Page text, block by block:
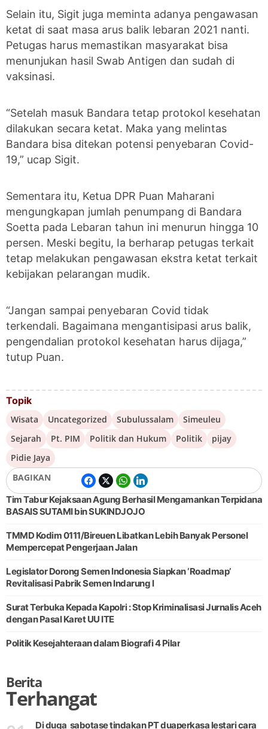
Selain itu, Sigit juga meminta adanya pengawasan
ketat di saat masa arus balik lebaran 2021 nanti.
Petugas harus memastikan masyarakat bisa
menunjukan hasil Swab Antigen dan sudah di
vaksinasi.
“Setelah masuk Bandara tetap protokol kesehatan
dilakukan secara ketat. Maka yang melintas
Bandara bisa ditekan potensi penyebaran Covid-
19,” ucap Sigit.
Sementara itu, Ketua DPR Puan Maharani
mengungkapan jumlah penumpang di Bandara
Soetta pada Lebaran tahun ini menurun hingga 10
persen. Meski begitu, Ia berharap petugas terkait
tetap melakukan pengawasan ekstra ketat terkait
kebijakan pelarangan mudik.
“Jangan sampai penyebaran Covid tidak
terkendali. Bagaimana mengantisipasi arus balik,
pengendalian protokol kesehatan harus dijaga,”
tutup Puan.
Topik
Wisata Uncategorized Subulussalam
Simeuleu
Sejarah
Pt. PIM Politik dan Hukum Politik
pijay
Pidie Jaya
BAGIKAN
Tim Tabur Kejaksaan Agung Berhasil Mengamankan Terpidana
BASAIS SUTAMI bin SUKINDJOJO
TMMD Kodim 0111/Bireuen Libatkan Lebih Banyak Personel
Mempercepat Pengerjaan Jalan
Legislator Dorong Semen Indonesia Siapkan ‘Roadmap’
Revitalisasi Pabrik Semen Indarung I
Surat Terbuka Kepada Kapolri : Stop Kriminalisasi Jurnalis Aceh
dengan Pasal Karet UU ITE
Politik Kesejahteraan dalam Biografi 4 Pilar
Berita
Terhangat
Di duga sabotase tindakan PT duaperkasa lestari cara